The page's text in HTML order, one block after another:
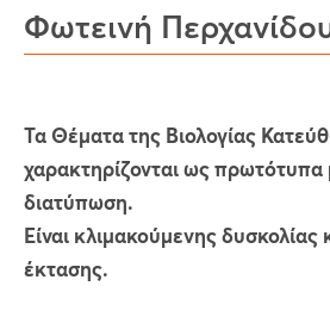
Φωτεινή
Τα Θέματα της Βιολογίας
χαρακτηρίζονται ως
διατύπωση.
Είναι κλιμακούμενης δυσκολίας
έκτασης.